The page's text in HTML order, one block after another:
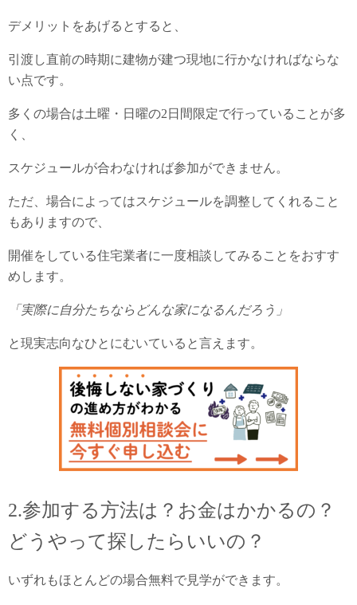
デメリットをあげるとすると、
引渡し直前の時期に建物が建つ現地に行かなければならな
い点です。
多くの場合は土曜・日曜の2日間限定で行っていることが多
く、
スケジュールが合わなければ参加ができません。
ただ、場合によってはスケジュールを調整してくれること
もありますので、
開催をしている住宅業者に一度相談してみることをおすす
めします。
「実際に自分たちならどんな家になるんだろう」
と現実志向なひとにむいていると言えます。
2.参加する方法は？お金はかかるの？
どうやって探したらいいの？
いずれもほとんどの場合無料で見学ができます。